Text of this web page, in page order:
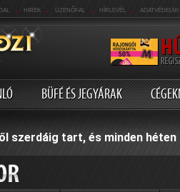
. HIREK . ÜZENŐFAL . HÍRLEVÉL . ADATVÉDELMI
BÜFÉ ÉS JEGYÁRAK
szerdáig tart, és minden